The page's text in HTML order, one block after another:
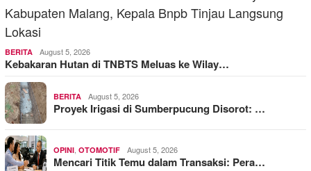
BERITA August 5, 2026
Kebakaran Hutan di TNBTS Meluas ke Wilay…
BERITA August 5, 2026
Proyek Irigasi di Sumberpucung Disorot: …
OPINI, OTOMOTIF August 5, 2026
Mencari Titik Temu dalam Transaksi: Pera…